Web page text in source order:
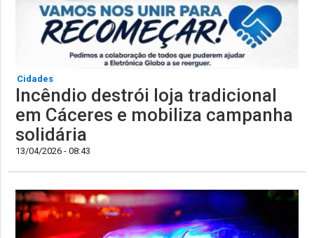
Cidades
Incêndio destrói loja tradicional
em Cáceres e mobiliza campanha
solidária
13/04/2026 - 08:43